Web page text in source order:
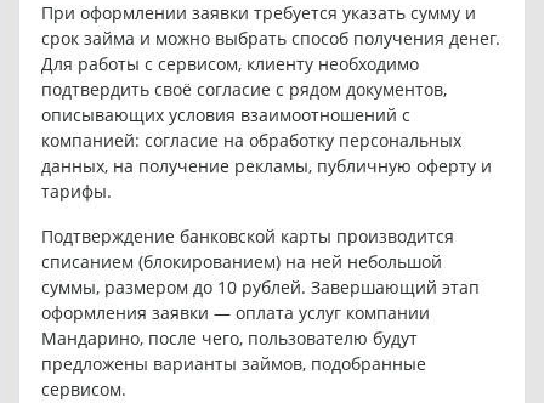
При оформлении заявки требуется указать сумму и
срок займа и можно выбрать способ получения денег.
Для работы с сервисом, клиенту необходимо
подтвердить своё согласие с рядом документов,
описывающих условия взаимоотношений с
компанией: согласие на обработку персональных
данных, на получение рекламы, публичную оферту и
тарифы.
Подтверждение банковской карты производится
списанием (блокированием) на ней небольшой
суммы, размером до 10 рублей. Завершающий этап
оформления заявки — оплата услуг компании
Мандарино, после чего, пользователю будут
предложены варианты займов, подобранные
сервисом.